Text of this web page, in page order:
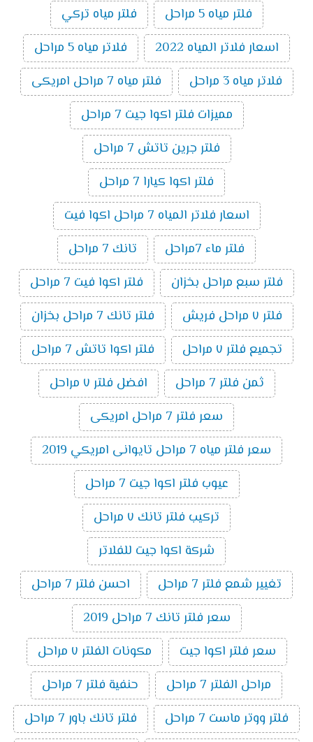
فلتر مياه 5 مراحل
فلتر مياه تركي
اسعار فلاتر المياه 2022
فلاتر مياه 5 مراحل
فلاتر مياه 3 مراحل
فلتر مياه 7 مراحل امريكى
مميزات فلتر اكوا جيت 7 مراحل
فلتر جرين تاتش 7 مراحل
فلتر اكوا كيارا 7 مراحل
اسعار فلاتر المياه 7 مراحل اكوا فيت
فلتر ماء 7مراحل
تانك 7 مراحل
فلتر سبع مراحل بخزان
فلتر اكوا فيت 7 مراحل
فلتر ٧ مراحل فريش
فلتر تانك 7 مراحل بخزان
تجميع فلتر ٧ مراحل
فلتر اكوا تاتش 7 مراحل
ثمن فلتر 7 مراحل
افضل فلتر ٧ مراحل
سعر فلتر 7 مراحل امريكى
سعر فلتر مياه 7 مراحل تايوانى امريكي 2019
عيوب فلتر اكوا جيت 7 مراحل
تركيب فلتر تانك ٧ مراحل
شركة اكوا جيت للفلاتر
تغيير شمع فلتر 7 مراحل
احسن فلتر 7 مراحل
سعر فلتر تانك 7 مراحل 2019
سعر فلتر اكوا جيت
مكونات الفلتر ٧ مراحل
مراحل الفلتر 7 مراحل
حنفية فلتر 7 مراحل
فلتر ووتر ماست 7 مراحل
فلتر تانك باور 7 مراحل